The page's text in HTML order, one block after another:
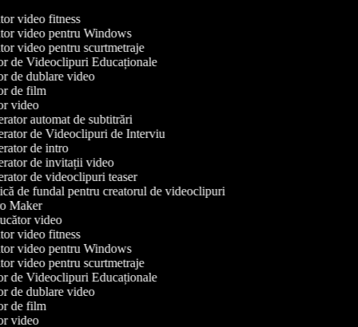
video fitness
video pentru Windows
video pentru scurtmetraje
de Videoclipuri Educaționale
de dublare video
de film
video
automat de subtitrări
de Videoclipuri de Interviu
de intro
de invitații video
de videoclipuri teaser
de fundal pentru creatorul de videoclipuri
Maker
video
video fitness
video pentru Windows
video pentru scurtmetraje
de Videoclipuri Educaționale
de dublare video
de film
video